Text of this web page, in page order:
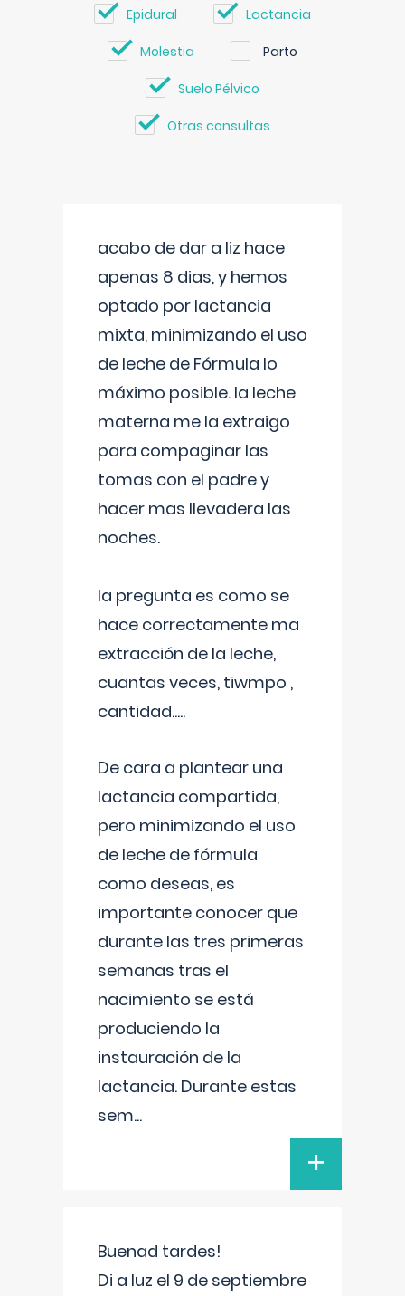
Epidural Lactancia
Molestia Parto
Suelo Pélvico
Otras consultas
acabo de dar a liz hace
apenas 8 dias, y hemos
optado por lactancia
mixta, minimizando el uso
de leche de Fórmula lo
máximo posible. la leche
materna me la extraigo
para compaginar las
tomas con el padre y
hacer mas llevadera las
noches.
la pregunta es como se
hace correctamente ma
extracción de la leche,
cuantas veces, tiwmpo ,
cantidad.....
De cara a plantear una
lactancia compartida,
pero minimizando el uso
de leche de fórmula
como deseas, es
importante conocer que
durante las tres primeras
semanas tras el
nacimiento se está
produciendo la
instauración de la
lactancia. Durante estas
sem...
+
Buenad tardes!
Di a luz el 9 de septiembre